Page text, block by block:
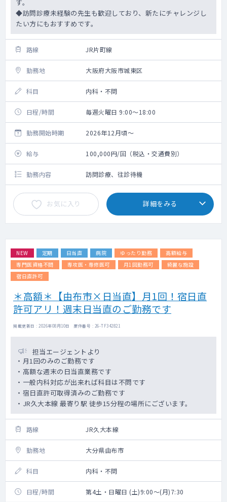
す。
◆訪問診療未経験の先生も歓迎しており、新たにチャレンジし
たい方にもおすすめです。
路線 JR片町線
勤務地 大阪府大阪市城東区
科目 内科・不問
日程/時間 毎週火曜日 9:00～18:00
勤務開始時期 2026年12月頃～
給与 100,000円/回（税込・交通費別）
勤務内容 訪問診療、往診待機
お気に入り 詳細をみる
NEW 定期 日当直 病院 ゆったり勤務
高額給与
専門医資格不問
専攻医・専修医可 月1回勤務可
綺麗な施設
宿日直許可
＊高額＊【由布市×日当直】月1回！宿日直
許可アリ！週末日当直のご勤務です
掲載更新日 : 2026年08月10日 案件番号 : 26-TF342821
担当エージェントより
・月1回のみのご勤務です
・高額な週末の日当直業務です
・一般内科対応が出来れば科目は不問です
・宿日直許可取得済みのご勤務です
・JR久大本線 最寄り駅 徒歩15分程の場所にございます。
路線 JR久大本線
勤務地 大分県由布市
科目 内科・不問
日程/時間 第4土・日曜日 (土)9:00～(月)7:30